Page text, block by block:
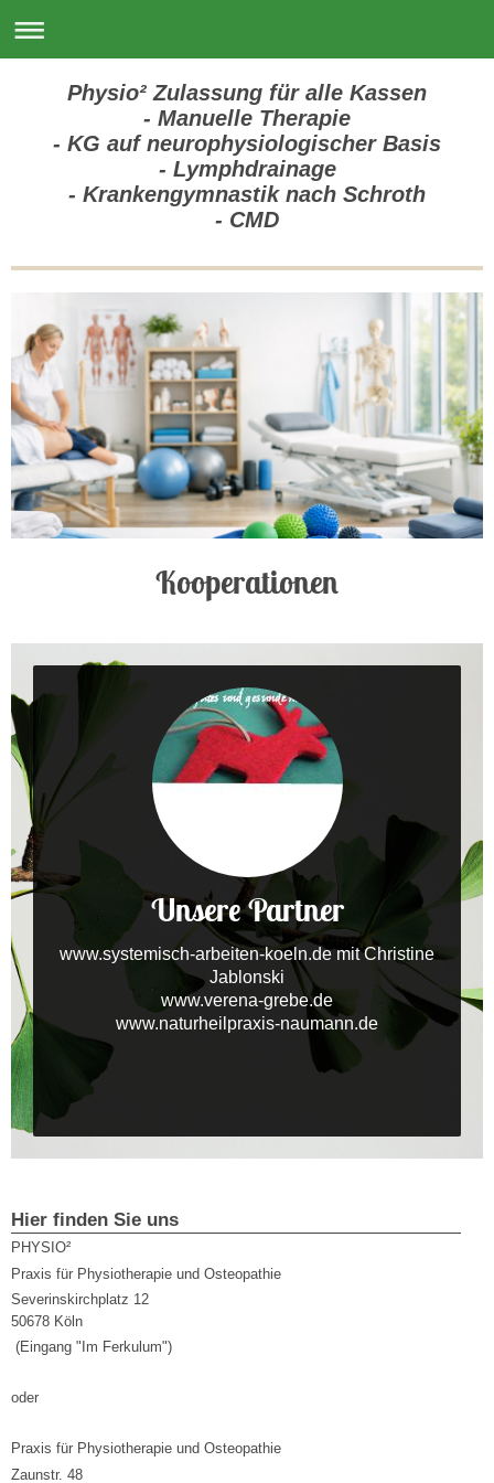
Physio² Zulassung für alle Kassen
- Manuelle Therapie
- KG auf neurophysiologischer Basis
- Lymphdrainage
- Krankengymnastik nach Schroth
- CMD
Kooperationen
Unsere Partner
www.systemisch-arbeiten-koeln.de mit Christine
Jablonski
www.verena-grebe.de
www.naturheilpraxis-naumann.de
Hier finden Sie uns
PHYSIO²
Praxis für Physiotherapie und Osteopathie
Severinskirchplatz 12
50678 Köln
(Eingang "Im Ferkulum")
oder
Praxis für Physiotherapie und Osteopathie
Zaunstr. 48